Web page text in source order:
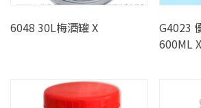
6048 30L梅酒罐 X
G4023
600ML X